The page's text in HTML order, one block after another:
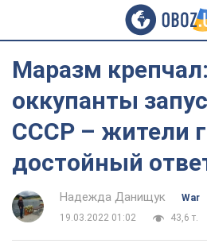
Маразм
оккупанты
СССР – жители
достойный
Надежда Данищук
War
19.03.2022 01:02
43,6 т.